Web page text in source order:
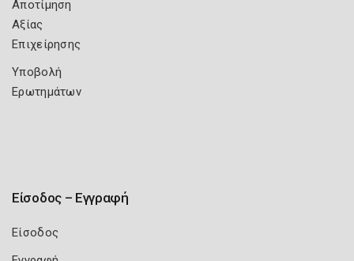
Αποτίμηση
Αξίας
Επιχείρησης
Υποβολή
Ερωτημάτων
Είσοδος – Εγγραφή
Είσοδος